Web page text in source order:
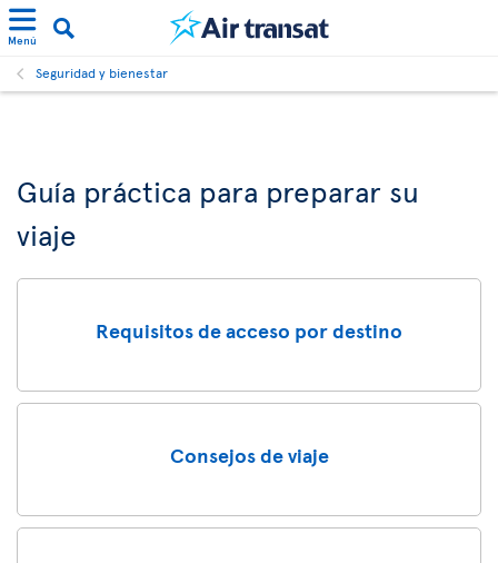
Menú
Seguridad y bienestar
Guía práctica para preparar su
viaje
Requisitos de acceso por destino
Consejos de viaje